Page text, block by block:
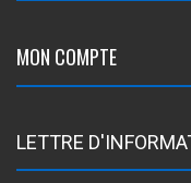
MON COMPTE
LETTRE